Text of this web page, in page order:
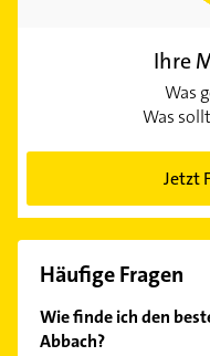
Ihre
Was
Was
Jetzt
Häufige Fragen
Wie finde ich den
Abbach?